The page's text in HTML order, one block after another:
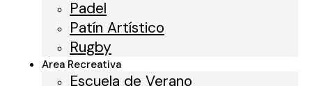
Padel
Patín Artístico
Rugby
Area Recreativa
Escuela de Verano